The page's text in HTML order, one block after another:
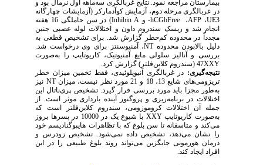
بیمارستان مراجعه نمود. نتایج غربالگری سه‌ماهه اول نرمال بود و
در غربالگری مرحله دوم، آزمایش کوآدمارکر (آزمایشات چهارگانه
UE3،AFP،Free
b
-hCGو Inhibin A
) در سن حاملگی 16 هفته
انجام شد و ریسک سندروم داون و اختلالات لوله عصبی جنین
مجدداً در محدوده کم‌خطر گزارش شد. برای تشخیص قطعی به
دلیل بالابودن محدودهNT، آمنیوسنتز برای وی درخواست شد.
بررسی و آنالیز سلولی مایع آمنیوتیک، کاریوتایپ را به‌صورت
XXY47 (سندروم کلاین‌فلتر) گزارش کرد.
نتیجه‌گیری:در غربالگری آنیوپلوئیدی، فقط تخمین میزان خطر
تریزومی‌های شایع 13، 18 و 21 مورد نظر نیست، میزان
NTنیز
به‌طور مجزا باید مورد بررسی قرار گیرد. تشخیص پری‌ناتال این
اختلالات در برنامه‌ریزی و پروگنوز آینده بارداری موثر است. از
جمله آن اختلالات کروموزومی، سندروم کلاین‌فلتر است که
به‌صورت کاریوتایپXXY
با شیوع یک در 10000 در پسرها بروز
می‌کند و متاسفانه تا سن بلوغ که با تظاهرات هایپوگنادیسم خود
را نشان می‌دهد، تشخیص داده نمی‌شود. تشخیص زودرس و
درمان هورمونی جایگزین می‌تواند روند بلوغ طبیعی را در این
افراد ایجاد کند.